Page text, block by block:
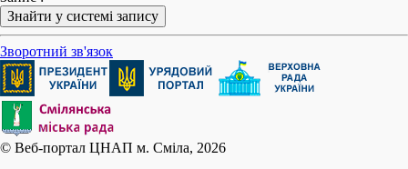
Знайти у системі запису
Зворотний зв'язок
© Веб-портал ЦНАП м. Сміла, 2026